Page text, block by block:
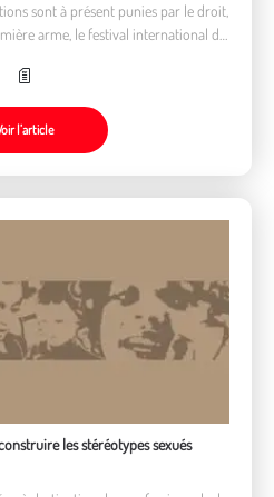
sont à présent punies par le droit,
arme, le festival international du
l’article
les stéréotypes sexués